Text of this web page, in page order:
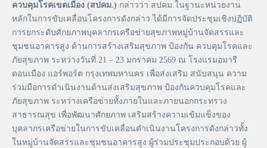
ควบคุมโรคเขตเมือง (สปคม.) กล่าวว่า สปคม.ในฐานะหน่วยงาน
หลักในการขับเคลื่อนโครงการดังกล่าว ได้มีการจัดประชุมเชิงปฏิบัติ
การยกระดับศักยภาพบุคลากรเครือข่ายสุขภาพหมู่บ้านจัดสรรและ
ชุมชนอาคารสูง ด้านการสร้างเสริมสุขภาพ ป้องกัน ควบคุมโรคและ
ภัยสุขภาพ ระหว่างวันที่ 21 – 23 มกราคม 2569 ณ โรงแรมอมารี
ดอนเมือง แอร์พอร์ต กรุงเทพมหานคร เพื่อส่งเสริม สนับสนุน ความ
ร่วมมือการดำเนินงานด้านส่งเสริมสุขภาพ ป้องกันควบคุมโรคและ
ภัยสุขภาพ ระหว่างเครือข่ายทั้งภายในและภายนอกกระทรวง
สาธารณสุข เพื่อพัฒนาศักยภาพ เสริมสร้างความเข้มแข็งของ
บุคลากรเครือข่ายในการขับเคลื่อนดำเนินงานโครงการดังกล่าวทั้ง
ในหมู่บ้านจัดสรรและชุมชนอาคารสูง ผู้ร่วมประชุมประกอบด้วย ผู้